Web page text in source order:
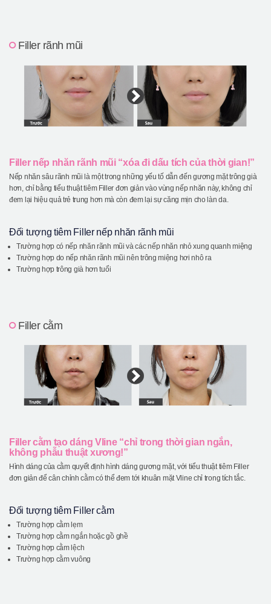
Filler rãnh mũi
Filler nếp nhăn rãnh mũi “xóa đi dấu tích của thời gian!”
Nếp nhăn sâu rãnh mũi là một trong những yếu tố dẫn đến gương mặt trông già
hơn, chỉ bằng tiểu thuật tiêm Filler đơn giản vào vùng nếp nhăn này, không chỉ
đem lại hiệu quả trẻ trung hơn mà còn đem lại sự căng mịn cho làn da.
Đối tượng tiêm Filler nếp nhăn rãnh mũi
Trường hợp có nếp nhăn rãnh mũi và các nếp nhăn nhỏ xung quanh miệng
Trường hợp do nếp nhăn rãnh mũi nên trông miệng hơi nhô ra
Trường hợp trông già hơn tuổi
Filler cằm
Filler cằm tạo dáng Vline “chỉ trong thời gian ngắn,
không phẫu thuật xương!”
Hình dáng của cằm quyết định hình dáng gương mặt, với tiểu thuật tiêm Filler
đơn giản để cân chỉnh cằm có thể đem tới khuân mặt Vline chỉ trong tích tắc.
Đối tượng tiêm Filler cằm
Trường hợp cằm lẹm
Trường hợp cằm ngắn hoặc gồ ghề
Trường hợp cằm lệch
Trường hợp cằm vuông